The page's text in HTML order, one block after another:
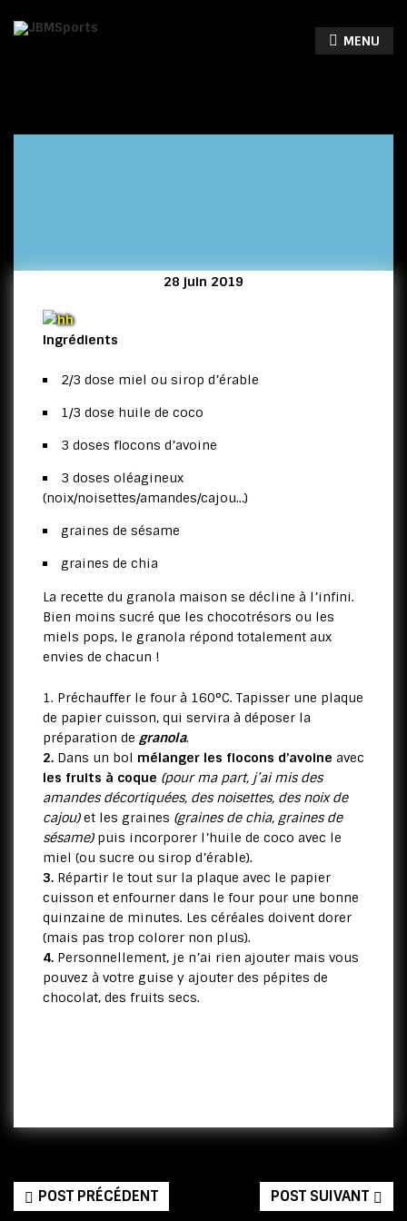
MENU
28 juin 2019
Ingrédients
2/3 dose miel ou sirop d’érable
1/3 dose huile de coco
3 doses flocons d’avoine
3 doses oléagineux
(noix/noisettes/amandes/cajou…)
graines de sésame
graines de chia
La recette du granola maison se décline à l’infini.
Bien moins sucré que les chocotrésors ou les
miels pops, le granola répond totalement aux
envies de chacun !
Préchauffer le four à 160°C. Tapisser une plaque
de papier cuisson, qui servira à déposer la
préparation de granola.
2. Dans un bol mélanger les flocons d’avoine avec
les fruits à coque (pour ma part, j’ai mis des
amandes décortiquées, des noisettes, des noix de
cajou)et les graines (graines de chia, graines de
sésame)puis incorporer l’huile de coco avec le
miel (ou sucre ou sirop d’érable).
3. Répartir le tout sur la plaque avec le papier
cuisson et enfourner dans le four pour une bonne
quinzaine de minutes. Les céréales doivent dorer
(mais pas trop colorer non plus).
4. Personnellement, je n’ai rien ajouter mais vous
pouvez à votre guise y ajouter des pépites de
chocolat, des fruits secs.
POST PRÉCÉDENT POST SUIVANT